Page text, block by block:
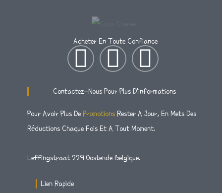
Acheter En Toute Confiance
I
N
S
T
A
T
W
I
T
T
F
A
C
E
Contactez-Nous Pour Plus D'informations
Pour Avoir Plus De Promotions Rester A Jour, En Mets Des
Réductions Chaque Fois Et A Tout Moment.
Leffingstraat 229 Oostende Belgique.
Lien Rapide